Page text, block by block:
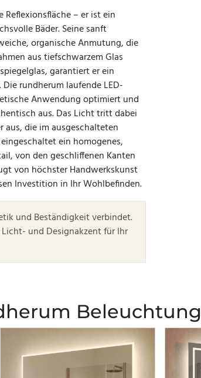
Reflexionsfläche – er ist ein
Bäder. Seine sanft
organische Anmutung, die
aus tiefschwarzem Glas
garantiert er ein
rundherum laufende LED-
Anwendung optimiert und
aus. Das Licht tritt dabei
die im ausgeschalteten
ein homogenes,
von den geschliffenen Kanten
von höchster Handwerkskunst
Investition in Ihr Wohlbefinden.
und Beständigkeit verbindet.
und Designakzent für Ihr
Beleuchtung